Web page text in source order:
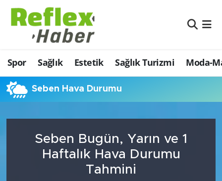
Spor Sağlık Estetik Sağlık Turizmi Moda-
Seben Hava Durumu
Seben Bugün, Yarın ve 1
Haftalık Hava Durumu
Tahmini
Eğitim
Estetik
Firmalardan
İş ve Ekonomi
Moda-Magazin-Eğlence
Nöbetçi Eczaneler
Hava Durumu
Namaz Vakitleri
Şampiyonlar Ligi Puan Durumu ve Fikstür
Tüm Manşetler